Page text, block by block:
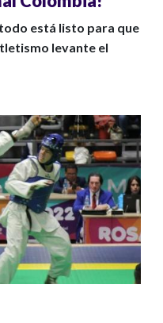
está listo para que
levante el